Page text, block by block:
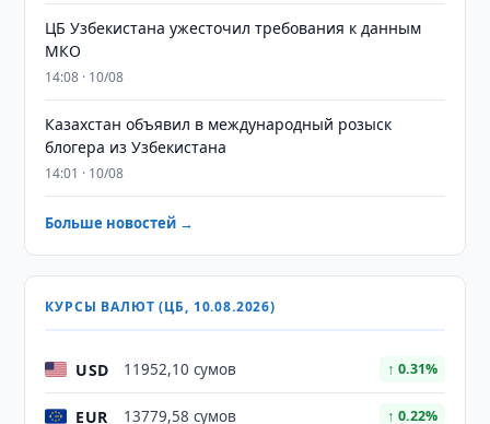
ЦБ Узбекистана ужесточил требования к данным
МКО
14:08 · 10/08
Казахстан объявил в международный розыск
блогера из Узбекистана
14:01 · 10/08
Больше новостей →
КУРСЫ ВАЛЮТ (ЦБ, 10.08.2026)
USD 11952,10 сумов ↑ 0.31%
EUR 13779,58 сумов ↑ 0.22%